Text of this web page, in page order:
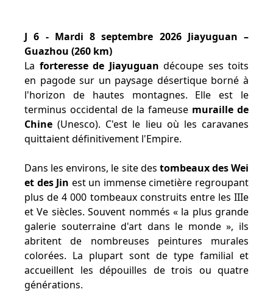
J 6 - Mardi 8 septembre 2026 Jiayuguan –
Guazhou (260 km)
La forteresse de Jiayuguan découpe ses toits
en pagode sur un paysage désertique borné à
l'horizon de hautes montagnes. Elle est le
terminus occidental de la fameuse muraille de
Chine (Unesco). C'est le lieu où les caravanes
quittaient définitivement l'Empire.
Dans les environs, le site des tombeaux des Wei
et des Jin est un immense cimetière regroupant
plus de 4 000 tombeaux construits entre les IIIe
et Ve siècles. Souvent nommés « la plus grande
galerie souterraine d'art dans le monde », ils
abritent de nombreuses peintures murales
colorées. La plupart sont de type familial et
accueillent les dépouilles de trois ou quatre
générations.